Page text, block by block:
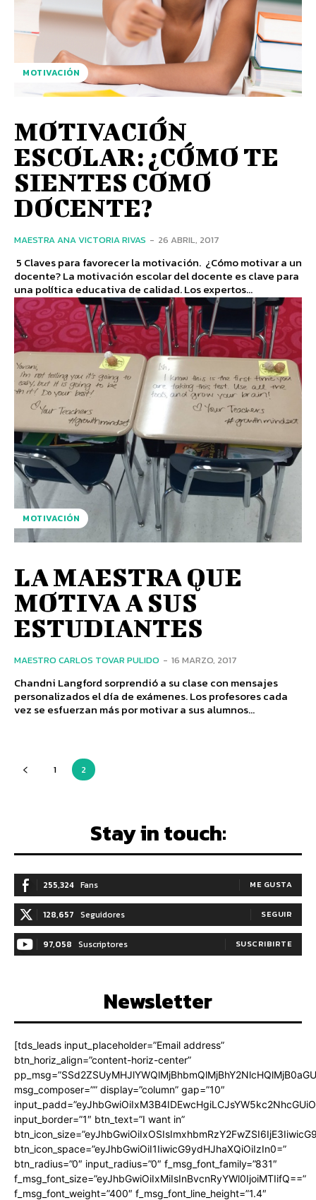
MOTIVACIÓN
MOTIVACIÓN
ESCOLAR: ¿CÓMO TE
SIENTES COMO
DOCENTE?
MAESTRA ANA VICTORIA RIVAS - 26 ABRIL, 2017
5 Claves para favorecer la motivación. ¿Cómo motivar a un
docente? La motivación escolar del docente es clave para
una política educativa de calidad. Los expertos...
MOTIVACIÓN
LA MAESTRA QUE
MOTIVA A SUS
ESTUDIANTES
MAESTRO CARLOS TOVAR PULIDO - 16 MARZO, 2017
Chandni Langford sorprendió a su clase con mensajes
personalizados el día de exámenes. Los profesores cada
vez se esfuerzan más por motivar a sus alumnos...
1 2
Stay in touch:
255,324 Fans ME GUSTA
128,657 Seguidores SEGUIR
97,058 Suscriptores SUSCRIBIRTE
Newsletter
[tds_leads input_placeholder=”Email address”
btn_horiz_align=”content-horiz-center”
msg_composer=”” display=”column” gap=”10″
input_border=”1″ btn_text=”I want in”
btn_icon_space=”eyJhbGwiOiI1IiwicG9ydHJhaXQiOiIzIn0=”
btn_radius=”0″ input_radius=”0″ f_msg_font_family=”831″
f_msg_font_size=”eyJhbGwiOiIxMiIsInBvcnRyYWl0IjoiMTIifQ==”
f_msg_font_weight=”400″ f_msg_font_line_height=”1.4″